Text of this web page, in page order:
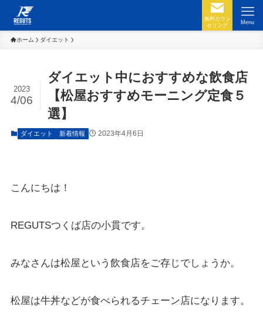
無料カウン
セリング
Menu
ホーム ダイエット
ダイエット中におすすめな飲食店
【松屋おすすめモーニング定食５
選】
2023
4/06
ダイエット 新着情報 2023年4月6日
こんにちは！
REGUTSつくば店の小貫です。
みなさんは松屋という飲食店をご存じでしょうか。
松屋は牛丼などが食べられるチェーン店になります。